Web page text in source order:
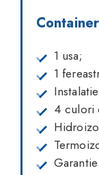
1 usa;
1
4 culori
Garantie